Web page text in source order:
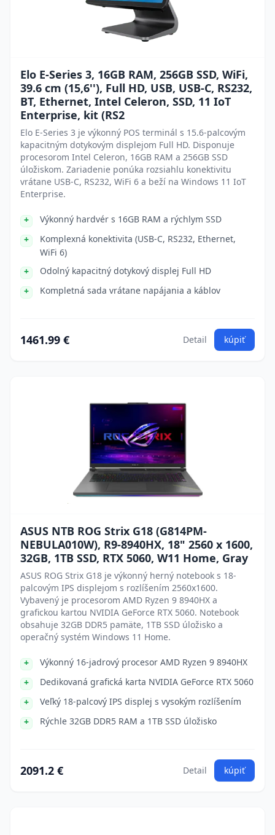
Elo E-Series 3, 16GB RAM, 256GB SSD, WiFi,
39.6 cm (15,6''), Full HD, USB, USB-C, RS232,
BT, Ethernet, Intel Celeron, SSD, 11 IoT
Enterprise, kit (RS2
Elo E-Series 3 je výkonný POS terminál s 15.6-palcovým
kapacitným dotykovým displejom Full HD. Disponuje
procesorom Intel Celeron, 16GB RAM a 256GB SSD
úložiskom. Zariadenie ponúka rozsiahlu konektivitu
vrátane USB-C, RS232, WiFi 6 a beží na Windows 11 IoT
Enterprise.
Výkonný hardvér s 16GB RAM a rýchlym SSD
Komplexná konektivita (USB-C, RS232, Ethernet,
WiFi 6)
Odolný kapacitný dotykový displej Full HD
Kompletná sada vrátane napájania a káblov
1461.99 € Detail kúpiť
ASUS NTB ROG Strix G18 (G814PM-
NEBULA010W), R9-8940HX, 18" 2560 x 1600,
32GB, 1TB SSD, RTX 5060, W11 Home, Gray
ASUS ROG Strix G18 je výkonný herný notebook s 18-
palcovým IPS displejom s rozlíšením 2560x1600.
Vybavený je procesorom AMD Ryzen 9 8940HX a
grafickou kartou NVIDIA GeForce RTX 5060. Notebook
obsahuje 32GB DDR5 pamäte, 1TB SSD úložisko a
operačný systém Windows 11 Home.
Výkonný 16-jadrový procesor AMD Ryzen 9 8940HX
Dedikovaná grafická karta NVIDIA GeForce RTX 5060
Veľký 18-palcový IPS displej s vysokým rozlíšením
Rýchle 32GB DDR5 RAM a 1TB SSD úložisko
2091.2 € Detail kúpiť